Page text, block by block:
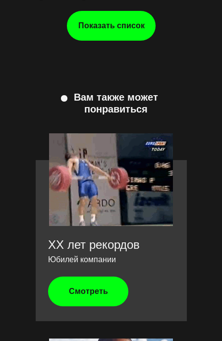
Показать список
Вам также может
понравиться
XX лет рекордов
Смотреть
Юбилей компании